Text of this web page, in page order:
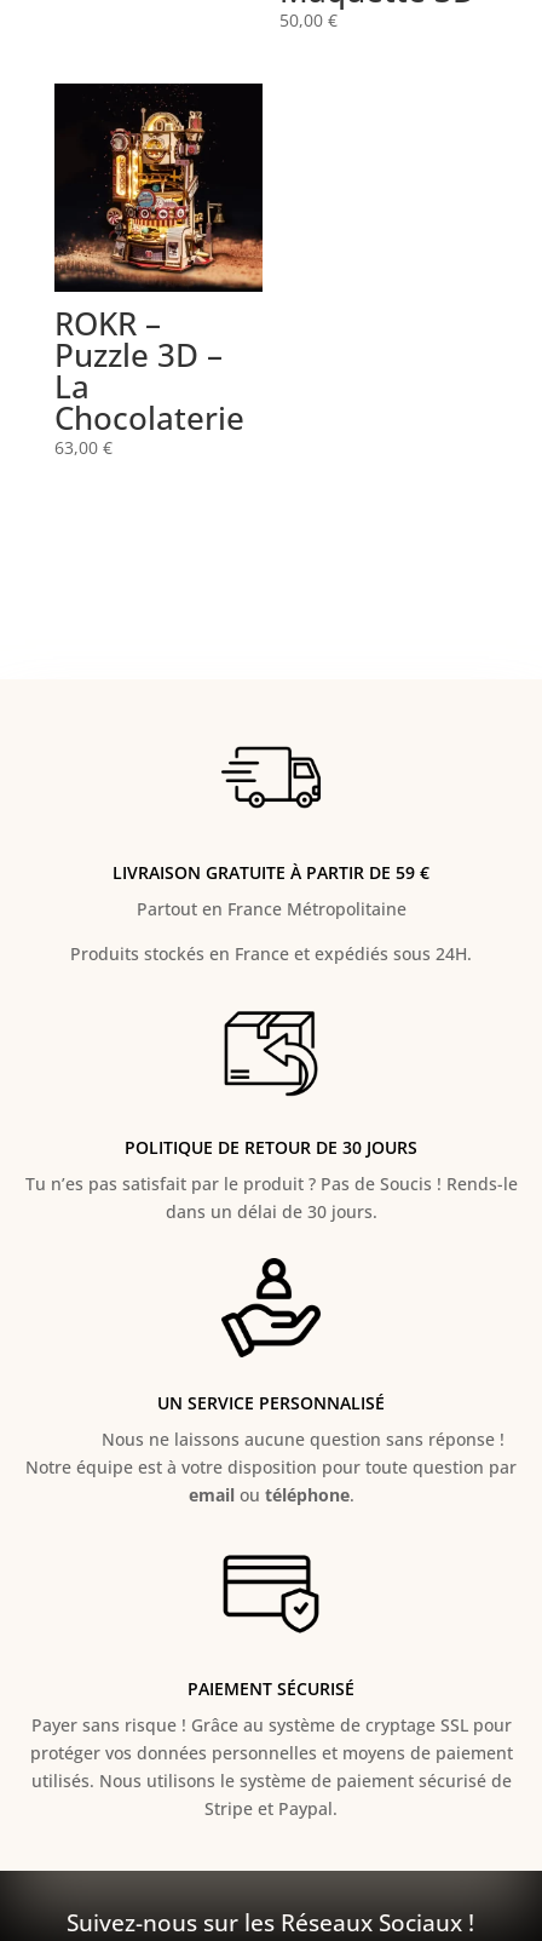
50,00€
ROKR –
Puzzle 3D –
La
Chocolaterie
63,00 €
LIVRAISON GRATUITE À PARTIR DE 59 €
Partout en France Métropolitaine
Produits stockés en France et expédiés sous 24H.
POLITIQUE DE RETOUR DE 30 JOURS
Tu n’es pas satisfait par le produit ? Pas de Soucis ! Rends-le
dans un délai de 30 jours.
UN SERVICE PERSONNALISÉ
Nous ne laissons aucune question sans réponse !
Notre équipe est à votre disposition pour toute question par
emailou téléphone.
PAIEMENT SÉCURISÉ
Payer sans risque ! Grâce au système de cryptage SSL pour
protéger vos données personnelles et moyens de paiement
utilisés. Nous utilisons le système de paiement sécurisé de
Stripe et Paypal.
Suivez-nous sur les Réseaux Sociaux !